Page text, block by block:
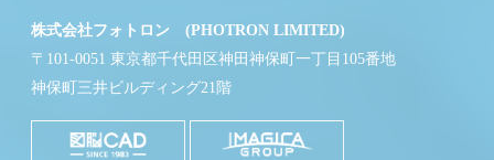
株式会社フォトロン (PHOTRON LIMITED)
〒101-0051 東京都千代田区神田神保町一丁目105番地
神保町三井ビルディング21階